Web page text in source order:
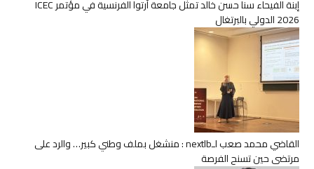
إبنة الفيحاء سنا حسن خالد تمثل جامعة أرتوا الفرنسية في مؤتمر ICEC
2026 الدولي بالبرتغال
القاضي محمد صعب لـnextlb : منشغل بملف وطني كبير… والرد على
مرتضى حين تسنح الفرصة